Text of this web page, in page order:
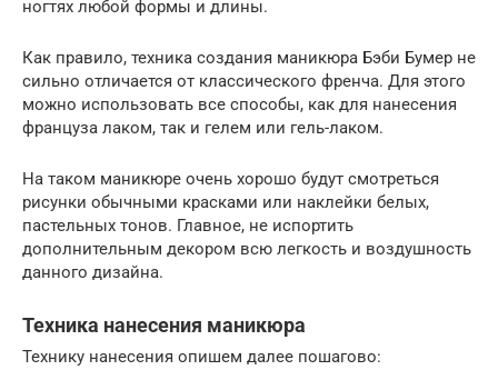
ногтях любой формы и длины.
Как правило, техника создания маникюра Бэби Бумер не
сильно отличается от классического френча. Для этого
можно использовать все способы, как для нанесения
француза лаком, так и гелем или гель-лаком.
На таком маникюре очень хорошо будут смотреться
рисунки обычными красками или наклейки белых,
пастельных тонов. Главное, не испортить
дополнительным декором всю легкость и воздушность
данного дизайна.
Техника нанесения маникюра
Технику нанесения опишем далее пошагово: